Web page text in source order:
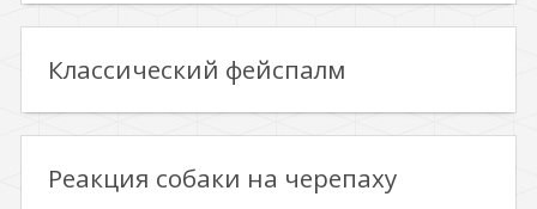
Классический фейспалм
Реакция собаки на черепаху